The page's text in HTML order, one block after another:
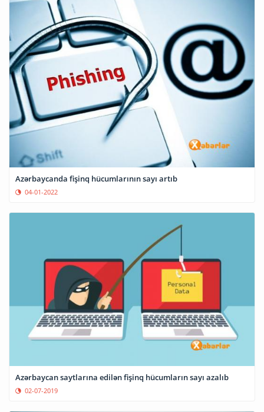
Azərbaycanda fişinq hücumlarının sayı artıb
04-01-2022
Azərbaycan saytlarına edilən fişinq hücumların sayı azalıb
02-07-2019